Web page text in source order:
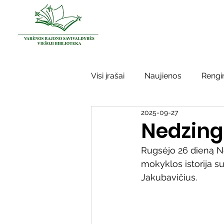
Visi įrašai Naujienos
Kraštotyros darbai
Sidabrinės bitės Garbės
2025-09-27
Rugsėjo 26 dieną
mokyklos istorija
Jakubavičius.